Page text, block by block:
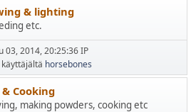
& lighting
etc.
03, 2014, 20:25:36 IP
käyttäjältä horsebones
Cooking
making powders, cooking etc